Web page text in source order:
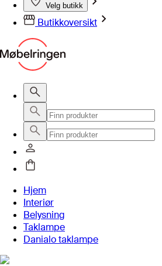
Velg butikk
Butikkoversikt
Hjem
Interiør
Belysning
Taklampe
Danialo taklampe